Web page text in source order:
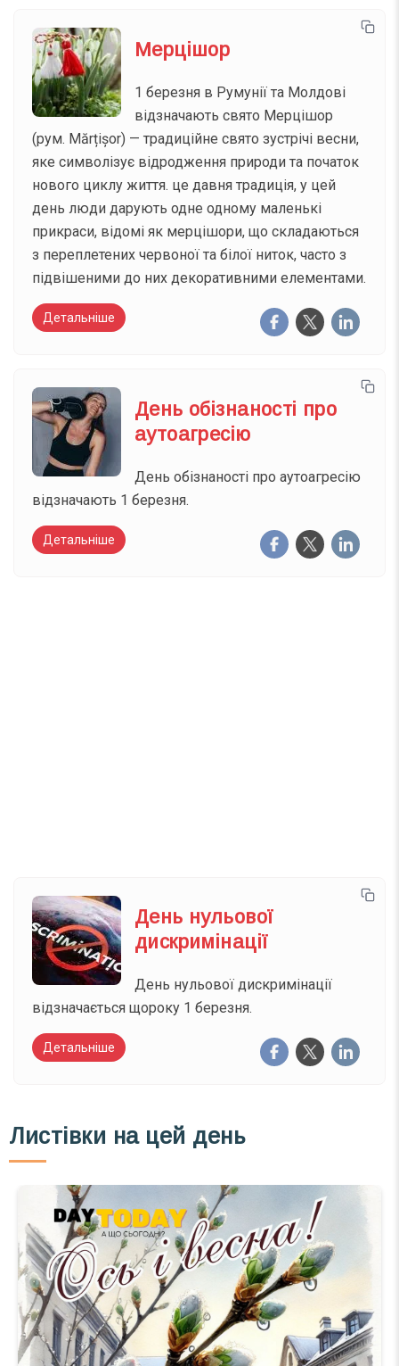
Мерцішор
1 березня в Румунії та Молдові
відзначають свято Мерцішор
(рум. Mărțișor) — традиційне свято зустрічі весни,
яке символізує відродження природи та початок
нового циклу життя. це давня традиція, у цей
день люди дарують одне одному маленькі
прикраси, відомі як мерцішори, що складаються
з переплетених червоної та білої ниток, часто з
підвішеними до них декоративними елементами.
Детальніше
День обізнаності про
аутоагресію
День обізнаності про аутоагресію
відзначають 1 березня.
Детальніше
День нульової
дискримінації
День нульової дискримінації
відзначається щороку 1 березня.
Детальніше
Листівки на цей день